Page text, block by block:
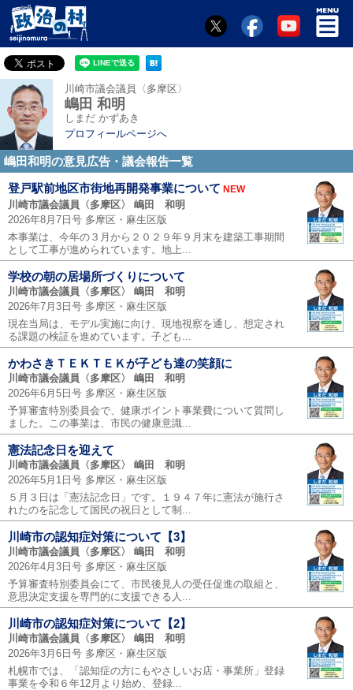
川崎市議会議員〈多摩区〉
嶋田 和明
しまだ かずあき
プロフィールページへ
嶋田和明の意見広告・議会報告一覧
登戸駅前地区市街地再開発事業について NEW
川崎市議会議員〈多摩区〉 嶋田 和明
2026年8月7日号 多摩区・麻生区版
本事業は、今年の３月から２０２９年９月末を建築工事期間
として工事が進められています。地上...
学校の朝の居場所づくりについて
川崎市議会議員〈多摩区〉 嶋田 和明
2026年7月3日号 多摩区・麻生区版
現在当局は、モデル実施に向け、現地視察を通し、想定され
る課題の検証を進めています。子ども...
かわさきＴＥＫＴＥＫが子ども達の笑顔に
川崎市議会議員〈多摩区〉 嶋田 和明
2026年6月5日号 多摩区・麻生区版
予算審査特別委員会で、健康ポイント事業費について質問し
ました。この事業は、市民の健康意識...
憲法記念日を迎えて
川崎市議会議員〈多摩区〉 嶋田 和明
2026年5月1日号 多摩区・麻生区版
５月３日は「憲法記念日」です。１９４７年に憲法が施行さ
れたのを記念して国民の祝日として制...
川崎市の認知症対策について【3】
川崎市議会議員〈多摩区〉 嶋田 和明
2026年4月3日号 多摩区・麻生区版
予算審査特別委員会にて、市民後見人の受任促進の取組と、
意思決定支援を専門的に支援できる人...
川崎市の認知症対策について【2】
川崎市議会議員〈多摩区〉 嶋田 和明
2026年3月6日号 多摩区・麻生区版
札幌市では、「認知症の方にもやさしいお店・事業所」登録
事業を令和６年12月より始め、登録...